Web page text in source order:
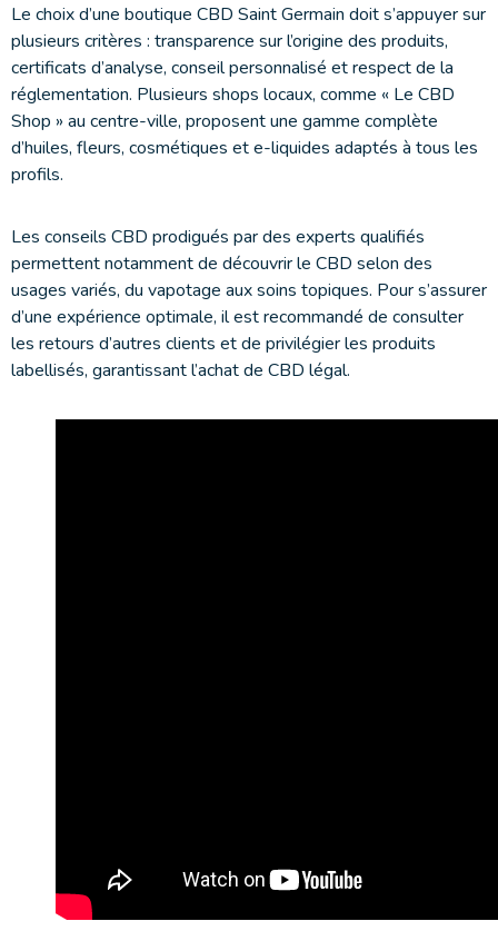
Le choix d’une boutique CBD Saint Germain doit s’appuyer sur
plusieurs critères : transparence sur l’origine des produits,
certificats d’analyse, conseil personnalisé et respect de la
réglementation. Plusieurs shops locaux, comme « Le CBD
Shop » au centre-ville, proposent une gamme complète
d’huiles, fleurs, cosmétiques et e-liquides adaptés à tous les
profils.
Les conseils CBD prodigués par des experts qualifiés
permettent notamment de découvrir le CBD selon des
usages variés, du vapotage aux soins topiques. Pour s’assurer
d’une expérience optimale, il est recommandé de consulter
les retours d’autres clients et de privilégier les produits
labellisés, garantissant l’achat de CBD légal.